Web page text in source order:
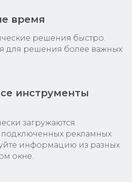
время
решения быстро.
для решения более важных
инструменты
загружаются
подключенных рекламных
информацию из разных
окне.